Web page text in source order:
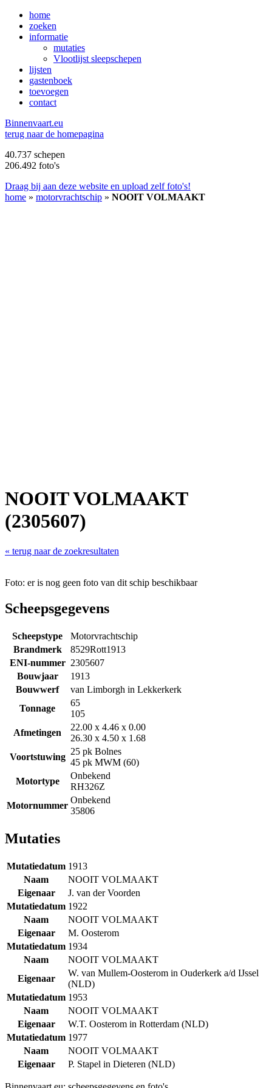
home
zoeken
informatie
mutaties
Vlootlijst sleepschepen
lijsten
gastenboek
toevoegen
contact
Binnenvaart.eu
terug naar de homepagina
40.737 schepen
206.492 foto's
Draag bij aan deze website en upload zelf foto's!
home » motorvrachtschip » NOOIT VOLMAAKT
NOOIT VOLMAAKT
(2305607)
« terug naar de zoekresultaten
Foto: er is nog geen foto van dit schip beschikbaar
Scheepsgegevens
Scheepstype
Motorvrachtschip
Brandmerk
8529Rott1913
ENI-nummer 2305607
Bouwjaar
1913
Bouwwerf
van Limborgh in Lekkerkerk
Tonnage
65
105
Afmetingen
22.00 x 4.46 x 0.00
26.30 x 4.50 x 1.68
Voortstuwing
25 pk Bolnes
45 pk MWM (60)
Motortype
Onbekend
RH326Z
Motornummer
Onbekend
35806
Mutaties
Mutatiedatum 1913
Naam
NOOIT VOLMAAKT
Eigenaar
J. van der Voorden
Mutatiedatum 1922
Naam
NOOIT VOLMAAKT
Eigenaar
M. Oosterom
Mutatiedatum 1934
Naam
NOOIT VOLMAAKT
Eigenaar
W. van Mullem-Oosterom in Ouderkerk a/d IJssel
(NLD)
Mutatiedatum 1953
Naam
NOOIT VOLMAAKT
Eigenaar
W.T. Oosterom in Rotterdam (NLD)
Mutatiedatum 1977
Naam
NOOIT VOLMAAKT
Eigenaar
P. Stapel in Dieteren (NLD)